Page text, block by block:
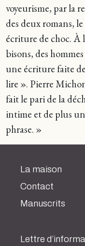
voyeurisme, par la
des deux romans,
écriture de choc. À
bisons, des
une écriture faite
lire ». Pierre
fait le pari de la
intime et de plus
phrase. »
La maison
Contact
Manuscrits
Lettre